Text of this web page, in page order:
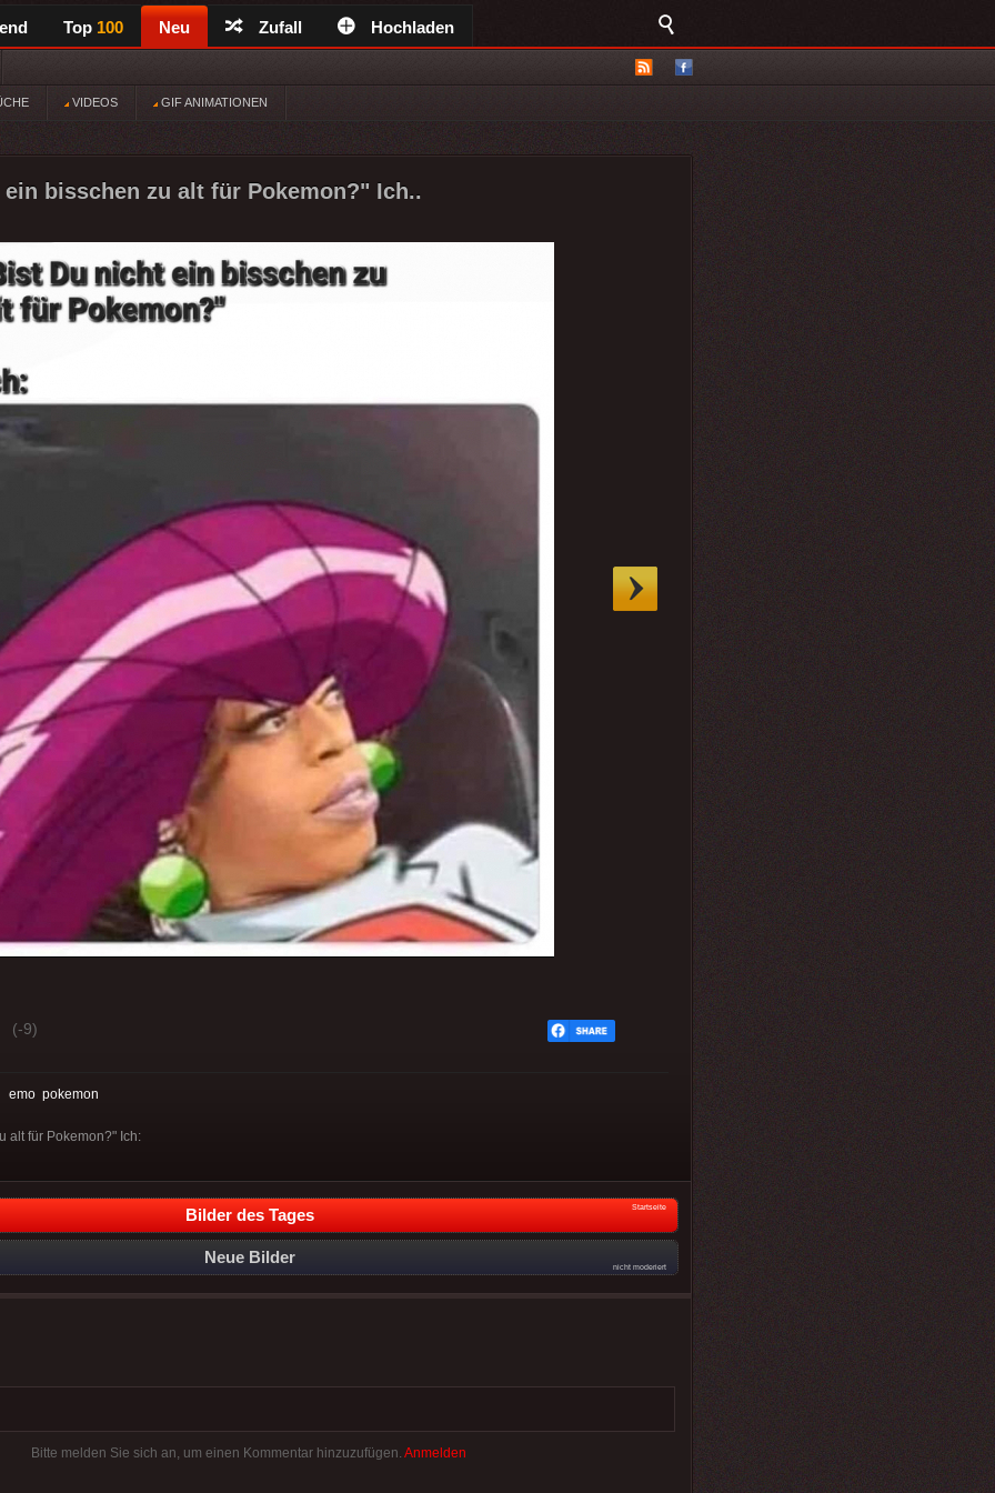
Top 100 Neu Zufall Hochladen
VIDEOS GIF ANIMATIONEN
bisschen zu alt für Pokemon?" Ich..
(-9)
emo pokemon
alt für Pokemon?" Ich:
Bilder des Tages Startseite
Neue Bilder
nicht moderiert
Bitte melden Sie sich an, um einen Kommentar hinzuzufügen. Anmelden